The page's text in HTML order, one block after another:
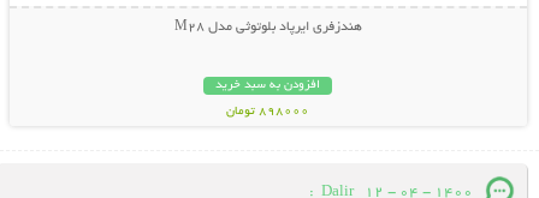
هندزفری ایرپاد بلوتوثی مدل M28
افزودن به سبد خرید
898000 تومان
Dalir 12 - 04 - 1400
: